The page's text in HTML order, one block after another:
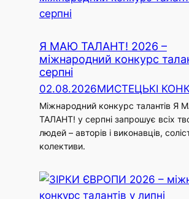
Я МАЮ ТАЛАНТ! 2026 –
міжнародний конкурс
серпні
02.08.2026МИСТЕЦЬКІ
Міжнародний конкурс талантів Я
ТАЛАНТ! у серпні запрошує всіх
людей – авторів і виконавців,
колективи.